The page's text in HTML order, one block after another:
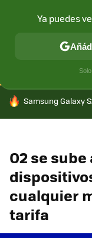
CONECTIVIDAD
HOY SE HABLA DE
Samsung Galaxy
O2 se
cualquier
tarifa
Ya puedes